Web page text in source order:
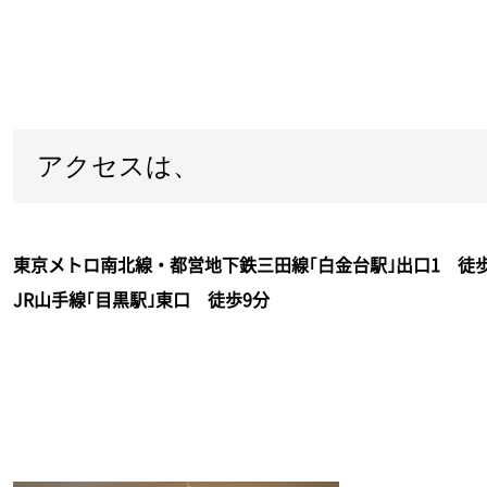
アクセスは、
東京メトロ南北線・都営地下鉄三田線｢白金台駅｣出口1 徒
JR山手線｢目黒駅｣東口 徒歩9分